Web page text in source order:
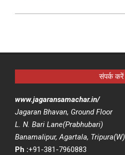
संपर्क करें
www.jagaransamachar.in/
Jagaran Bhavan, Ground Floor
L. N. Bari Lane(Prabhubari)
Banamalipur, Agartala, Tripura(W)
Ph :+91-381-7960883